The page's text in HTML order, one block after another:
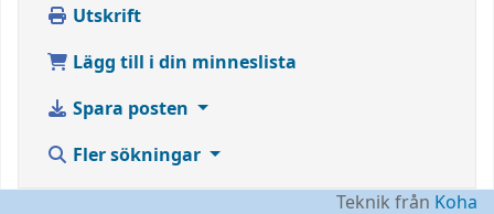
Utskrift
Lägg till i din minneslista
Spara posten
Fler sökningar
Teknik från Koha